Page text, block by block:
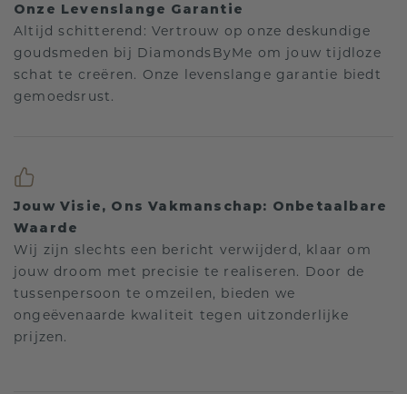
Onze Levenslange Garantie
Altijd schitterend: Vertrouw op onze deskundige
goudsmeden bij DiamondsByMe om jouw tijdloze
schat te creëren. Onze levenslange garantie biedt
gemoedsrust.
Jouw Visie, Ons Vakmanschap: Onbetaalbare
Waarde
Wij zijn slechts een bericht verwijderd, klaar om
jouw droom met precisie te realiseren. Door de
tussenpersoon te omzeilen, bieden we
ongeëvenaarde kwaliteit tegen uitzonderlijke
prijzen.